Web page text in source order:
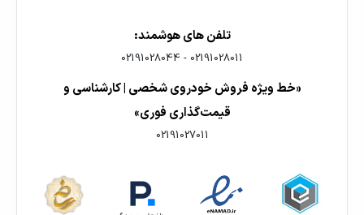
تلفن های هوشمند:
02191028011
-
02191028044
«خط ویژه فروش خودروی شخصی | کارشناسی و
قیمت‌گذاری فوری»
02191027011